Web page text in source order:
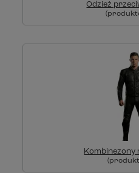
Odzież
Kombinezony